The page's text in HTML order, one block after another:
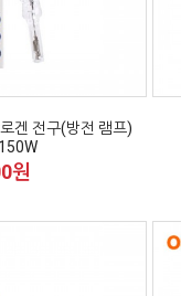
겐 전구(방전 램프)
원